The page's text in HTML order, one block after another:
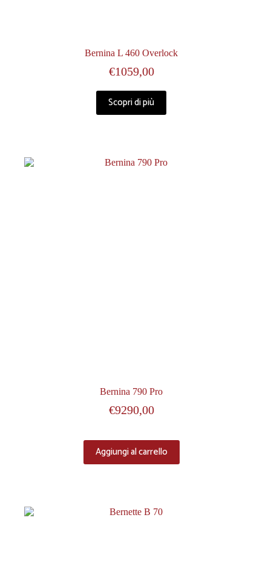
Bernina L 460 Overlock
€1059,00
Scopri di più
Bernina 790 Pro
€9290,00
Aggiungi al carrello